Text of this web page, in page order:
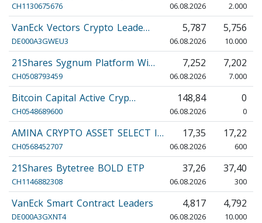
CH1130675676 06.08.2026 2.000
VanEck Vectors Crypto Leade…
DE000A3GWEU3
5,787
06.08.2026
5,756
10.000
21Shares Sygnum Platform Wi…
CH0508793459
7,252
06.08.2026
7,202
7.000
Bitcoin Capital Active Cryp…
CH0548689600
148,84
06.08.2026
0
0
AMINA CRYPTO ASSET SELECT I…
CH0568452707
17,35
06.08.2026
17,22
600
21Shares Bytetree BOLD ETP
CH1146882308
37,26
06.08.2026
37,40
300
VanEck Smart Contract Leaders
DE000A3GXNT4
4,817
06.08.2026
4,792
10.000